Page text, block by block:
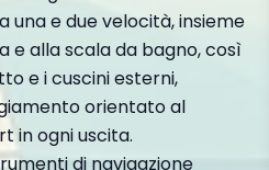
una e due velocità, insieme
e alla scala da bagno, così
e i cuscini esterni,
orientato al
in ogni uscita.
di navigazione